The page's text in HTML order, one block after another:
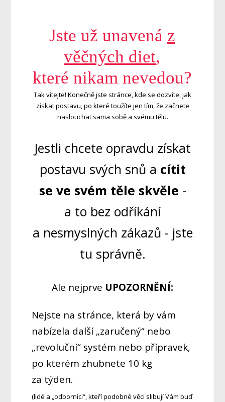
Jste už unavená z
věčných diet,
které nikam nevedou?
Tak vítejte! Konečně jste stránce, kde se dozvíte, jak
získat postavu, po které toužíte jen tím, že začnete
naslouchat sama sobě a svému tělu.
Jestli chcete opravdu získat
postavu svých snů a cítit
se ve svém těle skvěle -
a to bez odříkání
a nesmyslných zákazů - jste
tu správně.
Ale nejprve UPOZORNĚNÍ:
Nejste na stránce, která by vám
nabízela další „zaručený“ nebo
„revoluční“ systém nebo přípravek,
po kterém zhubnete 10 kg
za týden.
(lidé a „odborníci“, kteří podobné věci slibují Vám buď